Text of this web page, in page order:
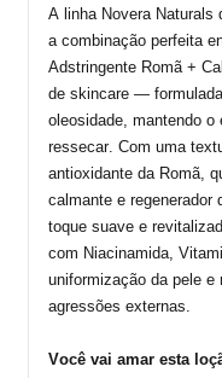
A linha Novera Naturals
a combinação perfeita
Adstringente Romã +
de skincare —
oleosidade , mantendo
ressecar. Com uma
antioxidante da Romã ,
calmante e regenerador
toque suave e
com Niacinamida,
uniformização da pele e
agressões externas.
Você vai amar esta